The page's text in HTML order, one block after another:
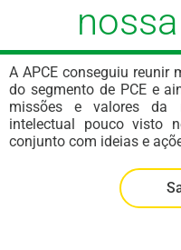
A APCE conseguiu reunir
do segmento de PCE e
missões e valores da
intelectual pouco visto
conjunto com ideias e